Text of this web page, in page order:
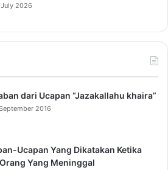
2026
dari Ucapan “Jazakallahu khaira”
2016
Ucapan Yang Dikatakan Ketika
Yang Meninggal